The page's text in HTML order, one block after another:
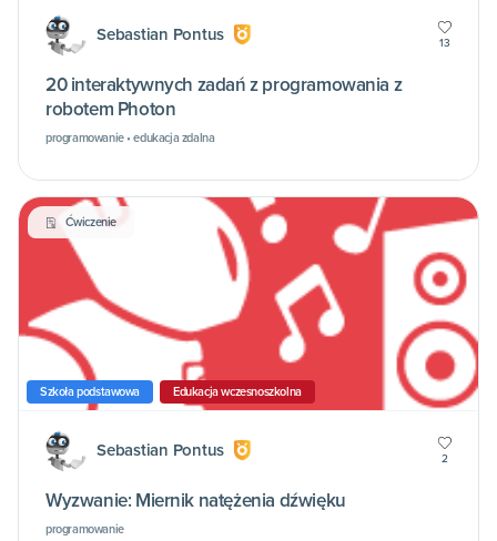
Sebastian Pontus 13
20 interaktywnych zadań z programowania z
robotem Photon
programowanie • edukacja zdalna
Ćwiczenie
Szkoła podstawowa Edukacja wczesnoszkolna
Sebastian Pontus 2
Wyzwanie: Miernik natężenia dźwięku
programowanie